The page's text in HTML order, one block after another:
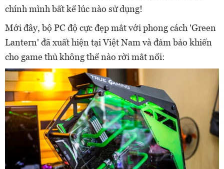
chính mình bất kể lúc nào sử dụng!
Mới đây, bộ PC độ cực đẹp mắt với phong cách 'Green
Lantern' đã xuất hiện tại Việt Nam và đảm bảo khiến
cho game thủ không thể nào rời mắt nổi: